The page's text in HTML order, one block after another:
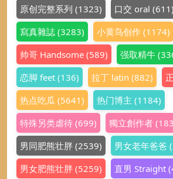
原创完整系列 (1323) 口交 oral (611)
寫真雜誌 (3283) 小黄鸟创作 (1174)
帅哥 Handsome (589) 强取精牛
恋脚 feet (136) 拉丁 latin (882)
热点吃瓜 (5641) 热门博主 (1184)
特殊另类虐待 (699) 獨立創作者
男同肥熊壮胖 (2539) 男女老年爸爸
男女肥熊壮胖 (5259) 直男 Straight